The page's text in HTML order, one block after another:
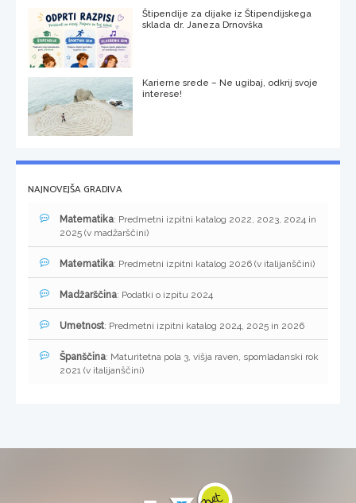
Štipendije za dijake iz Štipendijskega
sklada dr. Janeza Drnovška
Karierne srede – Ne ugibaj, odkrij svoje
interese!
NAJNOVEJŠA GRADIVA
Matematika: Predmetni izpitni katalog 2022, 2023, 2024 in
2025 (v madžarščini)
Matematika: Predmetni izpitni katalog 2026 (v italijanščini)
Madžarščina: Podatki o izpitu 2024
Umetnost: Predmetni izpitni katalog 2024, 2025 in 2026
Španščina: Maturitetna pola 3, višja raven, spomladanski rok
2021 (v italijanščini)